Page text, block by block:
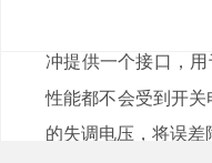
冲提供一个接口，用
性能都不会受到开关
的失调电压，将误